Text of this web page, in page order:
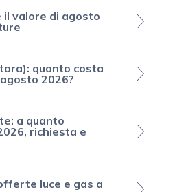
il valore di agosto
quanto costa
2026?
a quanto
richiesta e
luce e gas a